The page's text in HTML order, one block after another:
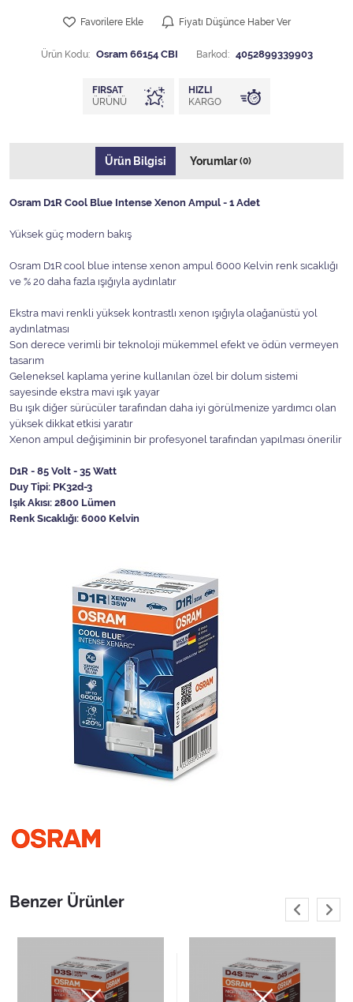
Favorilere Ekle Fiyatı Düşünce Haber Ver
Ürün Kodu: Osram 66154 CBI Barkod: 4052899339903
FIRSAT
ÜRÜNÜ
HIZLI
KARGO
Ürün Bilgisi Yorumlar(0)
Osram D1R Cool Blue Intense Xenon Ampul - 1 Adet
Yüksek güç modern bakış
Osram D1R cool blue intense xenon ampul 6000 Kelvin renk sıcaklığı
ve % 20 daha fazla ışığıyla aydınlatır
Ekstra mavi renkli yüksek kontrastlı xenon ışığıyla olağanüstü yol
aydınlatması
Son derece verimli bir teknoloji mükemmel efekt ve ödün vermeyen
tasarım
Geleneksel kaplama yerine kullanılan özel bir dolum sistemi
sayesinde ekstra mavi ışık yayar
Bu ışık diğer sürücüler tarafından daha iyi görülmenize yardımcı olan
yüksek dikkat etkisi yaratır
Xenon ampul değişiminin bir profesyonel tarafından yapılması önerilir
D1R - 85 Volt - 35 Watt
Duy Tipi: PK32d-3
Işık Akısı: 2800 Lümen
Renk Sıcaklığı: 6000 Kelvin
Benzer Ürünler